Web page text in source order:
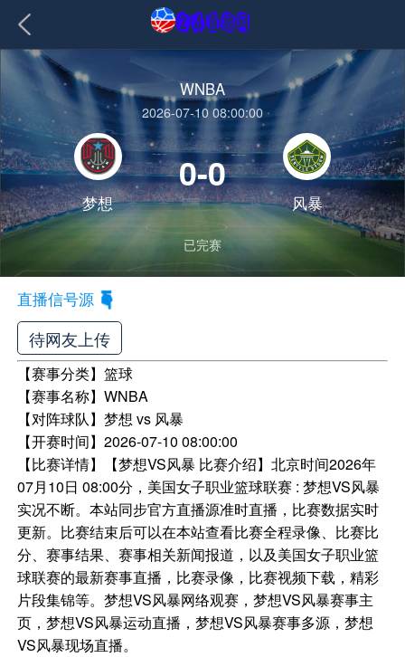
WNBA
2026-07-10 08:00:00
梦想
0-0
风暴
已完赛
直播信号源
待网友上传
【赛事分类】篮球
【赛事名称】WNBA
【对阵球队】梦想 vs 风暴
【开赛时间】2026-07-10 08:00:00
【比赛详情】
【梦想VS风暴 比赛介绍】北京时间2026年
07月10日 08:00分，美国女子职业篮球联赛 : 梦想VS风暴
实况不断。本站同步官方直播源准时直播，比赛数据实时
更新。比赛结束后可以在本站查看比赛全程录像、比赛比
分、赛事结果、赛事相关新闻报道，以及美国女子职业篮
球联赛的最新赛事直播，比赛录像，比赛视频下载，精彩
片段集锦等。梦想VS风暴网络观赛，梦想VS风暴赛事主
页，梦想VS风暴运动直播，梦想VS风暴赛事多源，梦想
VS风暴现场直播。